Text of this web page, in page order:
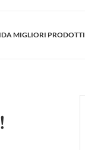
MIGLIORI PRODOTTI